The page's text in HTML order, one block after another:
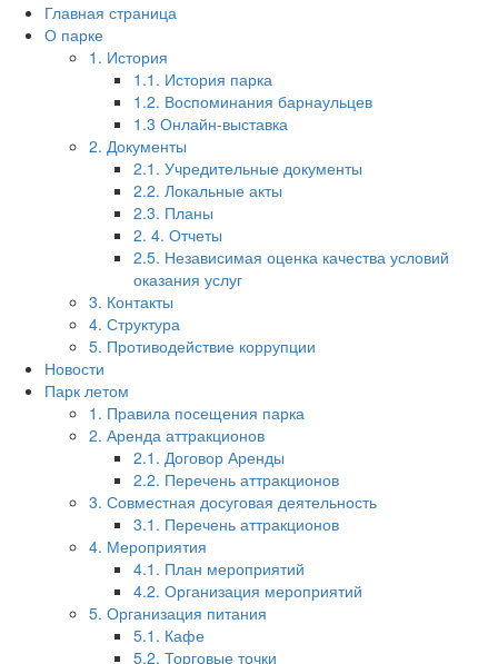
Главная страница
О парке
1. История
1.1. История парка
1.2. Воспоминания барнаульцев
1.3 Онлайн-выставка
2. Документы
2.1. Учредительные документы
2.2. Локальные акты
2.3. Планы
2. 4. Отчеты
2.5. Независимая оценка качества условий
оказания услуг
3. Контакты
4. Структура
5. Противодействие коррупции
Новости
Парк летом
1. Правила посещения парка
2. Аренда аттракционов
2.1. Договор Аренды
2.2. Перечень аттракционов
3. Совместная досуговая деятельность
3.1. Перечень аттракционов
4. Мероприятия
4.1. План мероприятий
4.2. Организация мероприятий
5. Организация питания
5.1. Кафе
5.2. Торговые точки